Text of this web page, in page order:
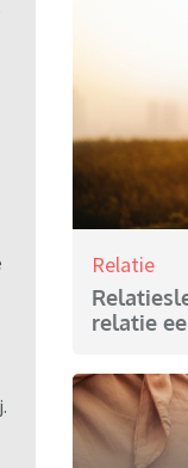
Relatie
relatie